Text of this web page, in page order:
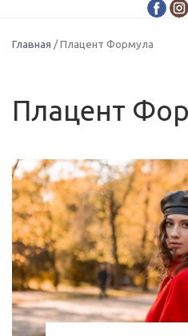
Главная / Плацент Формула
Плацент